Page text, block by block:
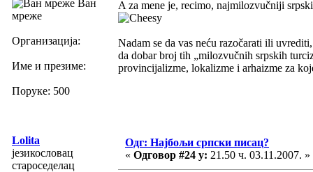
Ван
мреже
Организација:
Име и презиме:
Поруке: 500
A za mene je, recimo, najmilozvučniji
Nadam se da vas neću razočarati ili
da dobar broj tih „milozvučnih srpskih
provincijalizme, lokalizme i arhaizme za
Lolita
језикословац
староседелац
Одг: Најбољи српски писац?
« Одговор #24 у: 21.50 ч. 03.11.2007. »